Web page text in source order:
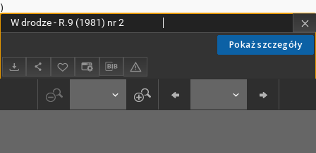
)
Pokaż szczegóły
W drodze - R.9 (1981) nr 2